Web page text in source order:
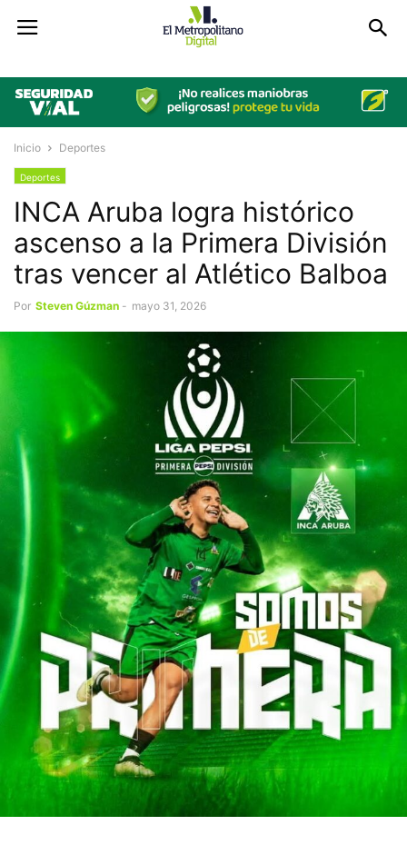
Inicio Deportes
Deportes
INCA Aruba logra histórico
ascenso a la Primera División
tras vencer al Atlético Balboa
Por Steven Gúzman - mayo 31, 2026